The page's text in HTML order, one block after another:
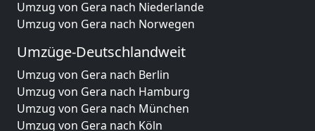
Umzug von Gera nach Niederlande
Umzug von Gera nach Norwegen
Umzüge-Deutschlandweit
Umzug von Gera nach Berlin
Umzug von Gera nach Hamburg
Umzug von Gera nach München
Umzug von Gera nach Köln